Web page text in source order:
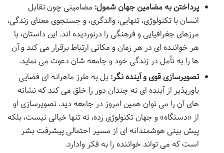
پرداختن به مضامین جهان شمول: مضامینی چون تقابل
انسان با تکنولوژی، تنهایی، والدگری، و جستجوی معنای زندگی،
مرزهای جغرافیایی و فرهنگی را درنوردیده اند. این داستان، با
هر خواننده ای در هر زمان و مکانی ارتباط برقرار می کند و آن
ها را به تأمل در زندگی خود و جامعه شان دعوت می نماید.
تصویرسازی قوی و آینده نگر: بل به طرز ماهرانه ای فضایی
باورپذیر از آینده ای نه چندان دور را خلق می کند که نشانه
های آن را می توان همین امروز در جامعه دید. تصویرسازی او
از «دستگاه» و جهان تکنولوژی زده، نه تنها خیالی نیست، بلکه
پیش بینی هوشمندانه ای از مسیر احتمالی پیشرفت بشر
است که می تواند خواننده را به فکر وادارد.